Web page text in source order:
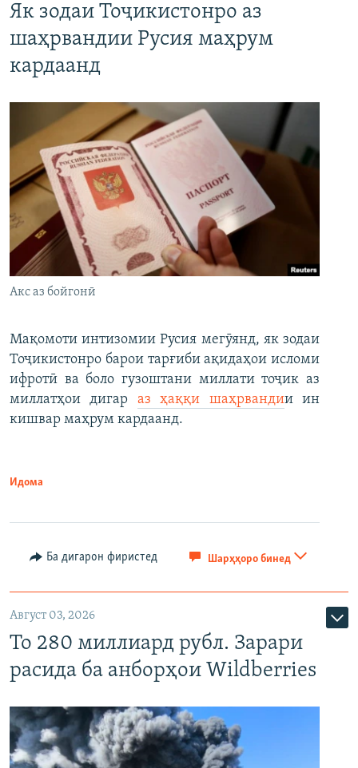
Як зодаи Тоҷикистонро аз
шаҳрвандии Русия маҳрум
кардаанд
Акс аз бойгонӣ
Мақомоти интизомии Русия мегӯянд, як зодаи
Тоҷикистонро барои тарғиби ақидаҳои исломи
ифротӣ ва боло гузоштани миллати тоҷик аз
миллатҳои дигар аз ҳаққи шаҳрвандии ин
кишвар маҳрум кардаанд.
Идома
Ба дигарон фиристед Шарҳҳоро бинед
Август 03, 2026
То 280 миллиард рубл. Зарари
расида ба анборҳои Wildberries